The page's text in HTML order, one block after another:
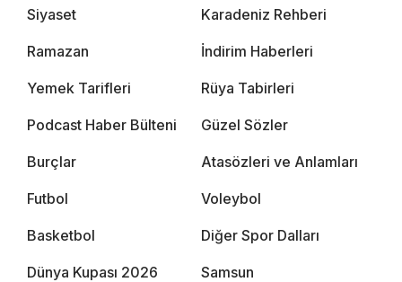
Siyaset Karadeniz Rehberi
Ramazan İndirim Haberleri
Yemek Tarifleri Rüya Tabirleri
Podcast Haber Bülteni Güzel Sözler
Burçlar Atasözleri ve Anlamları
Futbol Voleybol
Basketbol Diğer Spor Dalları
Dünya Kupası 2026 Samsun